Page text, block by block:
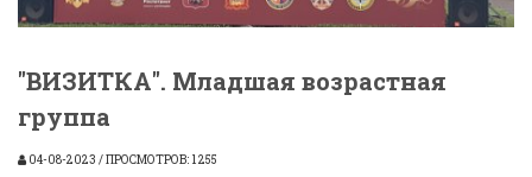
"ВИЗИТКА". Младшая возрастная
группа
04-08-2023 / ПРОСМОТРОВ: 1 255